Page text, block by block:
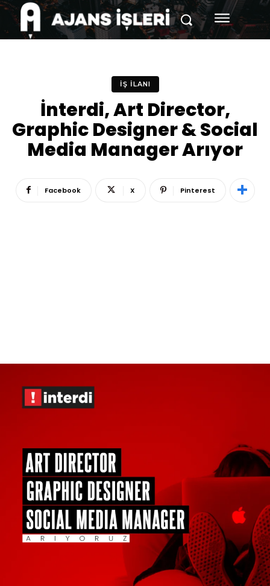
İŞ İLANI
İnterdi, Art Director,
Graphic Designer & Social
Media Manager Arıyor
Facebook X Pinterest